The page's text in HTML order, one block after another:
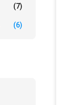
(7)
(6)